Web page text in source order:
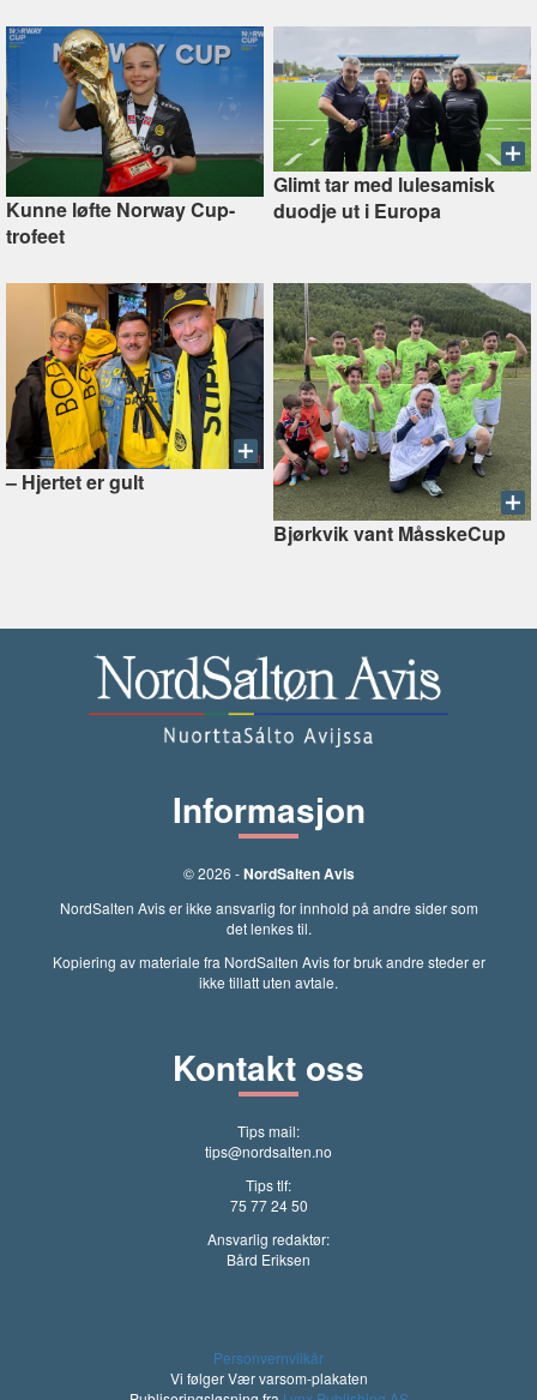
Kunne løfte Norway Cup-
trofeet
Glimt tar med lulesamisk
duodje ut i Europa
–⁠ Hjertet er gult
Bjørkvik vant MåsskeCup
Informasjon
© 2026 -NordSalten Avis
NordSalten Avis er ikke ansvarlig for innhold på andre sider som
det lenkes til.
Kopiering av materiale fra NordSalten Avis for bruk andre steder er
ikke tillatt uten avtale.
Kontakt oss
Tips mail:
tips@nordsalten.no
Tips tlf:
75 77 24 50
Ansvarlig redaktør:
Bård Eriksen
Personvernvilkår
Vi følger Vær varsom-plakaten